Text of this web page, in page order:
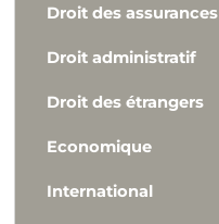
Droit des assurances
Droit administratif
Droit des étrangers
Economique
International